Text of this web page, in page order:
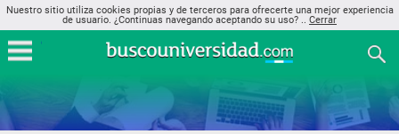
Nuestro sitio utiliza cookies propias y de terceros para ofrecerte una mejor experiencia
de usuario. ¿Continuas navegando aceptando su uso? .. Cerrar